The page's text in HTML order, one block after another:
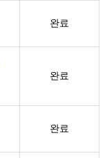
완료
완료
완료